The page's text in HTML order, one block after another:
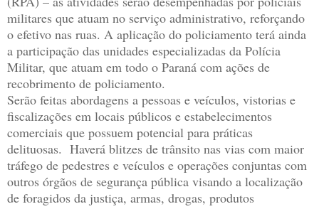
militares que atuam no serviço administrativo, reforçando
o efetivo nas ruas. A aplicação do policiamento terá ainda
a participação das unidades especializadas da Polícia
Militar, que atuam em todo o Paraná com ações de
recobrimento de policiamento.
Serão feitas abordagens a pessoas e veículos, vistorias e
fiscalizações em locais públicos e estabelecimentos
comerciais que possuem potencial para práticas
delituosas. Haverá blitzes de trânsito nas vias com maior
tráfego de pedestres e veículos e operações conjuntas com
outros órgãos de segurança pública visando a localização
de foragidos da justiça, armas, drogas, produtos